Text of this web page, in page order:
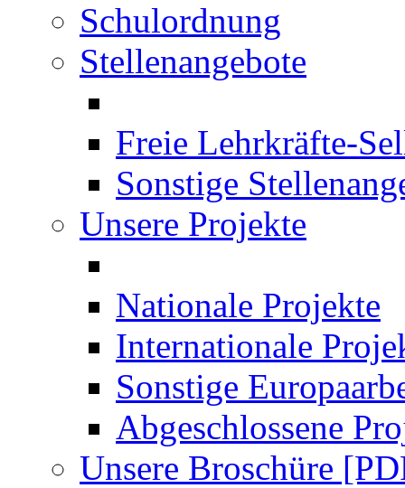
Schulordnung
Stellenangebote
Freie Lehrkräfte-
Sonstige
Unsere Projekte
Nationale Projekte
Internationale
Sonstige
Abgeschlossene
Unsere Broschüre